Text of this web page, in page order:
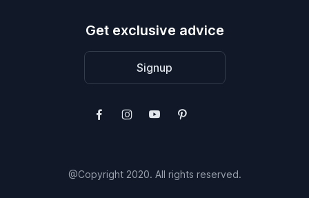
Get exclusive advice
Signup
@Copyright 2020. All rights reserved.